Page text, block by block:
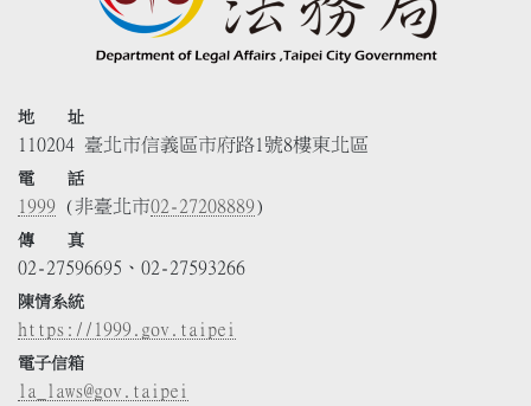
地 址
110204 臺北市信義區市府路1號8樓東北區
電 話
1999 (非臺北市02-27208889)
傳 真
02-27596695、02-27593266
陳情系統
https://1999.gov.taipei
電子信箱
la_laws@gov.taipei